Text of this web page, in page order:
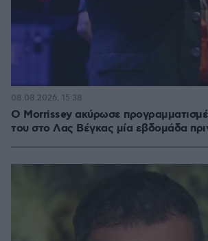
Ο Morrissey ακύρωσε
του στο Λας Βέγκας μία εβδομάδα
08.08.2026, 15:38